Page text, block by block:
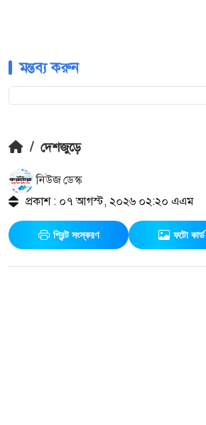
মন্তব্য করুন
/ দেশজুড়ে
নিউজ ডেস্ক
প্রকাশ : ০৭ আগস্ট, ২০২৬ ০২:২০ এএম
প্রিন্ট সংস্করণ ফটো কার্ড